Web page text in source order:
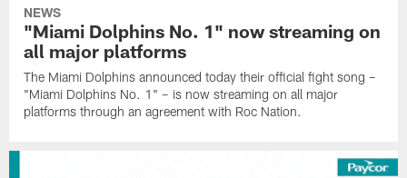
NEWS
"Miami Dolphins No. 1" now streaming on
all major platforms
The Miami Dolphins announced today their official fight song –
"Miami Dolphins No. 1" – is now streaming on all major
platforms through an agreement with Roc Nation.